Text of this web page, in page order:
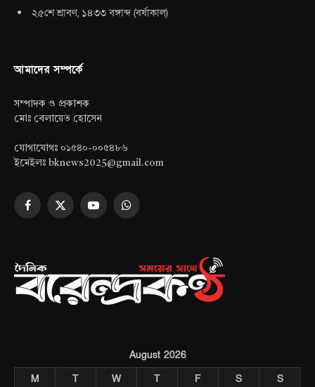
২৫শে শ্রাবণ, ১৪৩৩ বঙ্গাব্দ (বর্ষাকাল)
আমাদের সম্পর্কে
সম্পাদক ও প্রকাশক
মোঃ বেলায়েত হোসেন
যোগাযোগঃ ০১৫৪০-০০৫৪৮৬
ইমেইলঃ bknews2025@gmail.com
Facebook
X
YouTubeWhatsApp
August 2026
M
T W T F S
S